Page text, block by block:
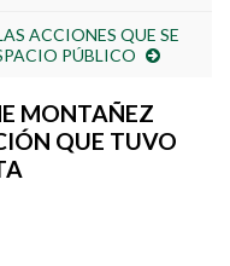
ACCIONES QUE SE
PÚBLICO
MONTAÑEZ
QUE TUVO